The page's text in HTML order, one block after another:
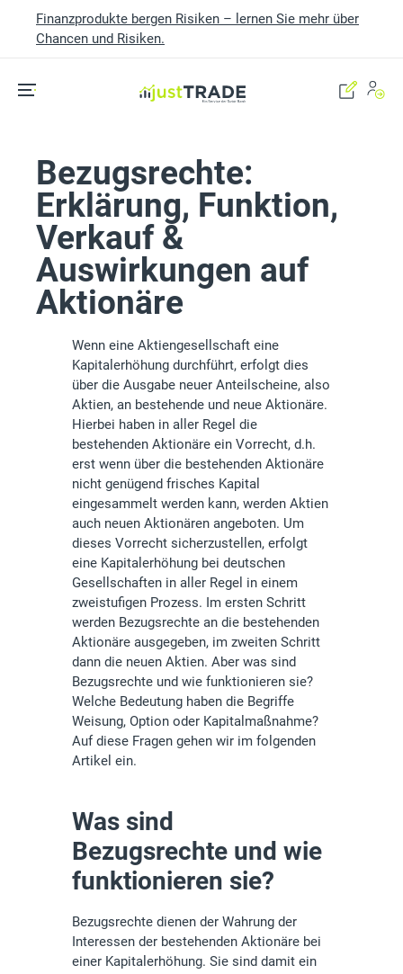
Finanzprodukte bergen Risiken – lernen Sie mehr über
Chancen und Risiken.
Bezugsrechte:
Erklärung, Funktion,
Verkauf &
Auswirkungen auf
Aktionäre
Wenn eine Aktiengesellschaft eine
Kapitalerhöhung durchführt, erfolgt dies
über die Ausgabe neuer Anteilscheine, also
Aktien, an bestehende und neue Aktionäre.
Hierbei haben in aller Regel die
bestehenden Aktionäre ein Vorrecht, d.h.
erst wenn über die bestehenden Aktionäre
nicht genügend frisches Kapital
eingesammelt werden kann, werden Aktien
auch neuen Aktionären angeboten. Um
dieses Vorrecht sicherzustellen, erfolgt
eine Kapitalerhöhung bei deutschen
Gesellschaften in aller Regel in einem
zweistufigen Prozess. Im ersten Schritt
werden Bezugsrechte an die bestehenden
Aktionäre ausgegeben, im zweiten Schritt
dann die neuen Aktien. Aber was sind
Bezugsrechte und wie funktionieren sie?
Welche Bedeutung haben die Begriffe
Weisung, Option oder Kapitalmaßnahme?
Auf diese Fragen gehen wir im folgenden
Artikel ein.
Was sind
Bezugsrechte und wie
funktionieren sie?
Bezugsrechte dienen der Wahrung der
Interessen der bestehenden Aktionäre bei
einer Kapitalerhöhung. Sie sind damit ein